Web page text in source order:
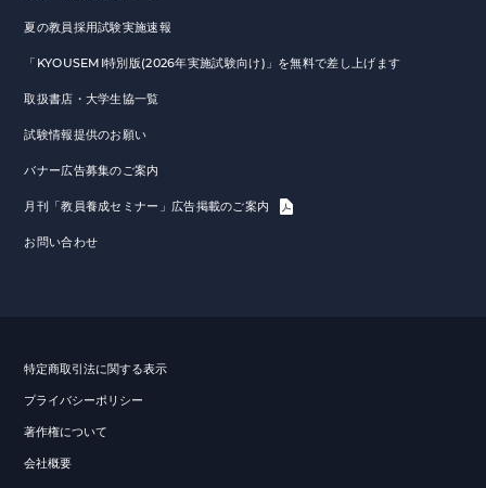
夏の教員採用試験実施速報
「KYOUSEMI特別版(2026年実施試験向け)」を無料で差し上げます
取扱書店・大学生協一覧
試験情報提供のお願い
バナー広告募集のご案内
月刊「教員養成セミナー」広告掲載のご案内
お問い合わせ
特定商取引法に関する表示
プライバシーポリシー
著作権について
会社概要